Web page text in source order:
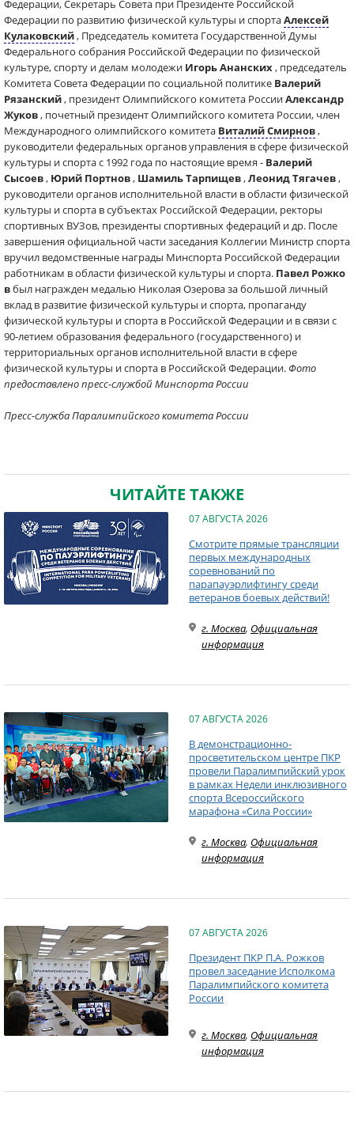
Федерации, Секретарь Совета при Президенте Российской
Федерации по развитию физической культуры и спортаАлексей
Кулаковский , Председатель комитета Государственной Думы
Федерального собрания Российской Федерации по физической
культуре, спорту и делам молодежи Игорь Ананских , председатель
Комитета Совета Федерации по социальной политике Валерий
Рязанский , президент Олимпийского комитета РоссииАлександр
Жуков , почетный президент Олимпийского комитета России, член
Международного олимпийского комитета Виталий Смирнов ,
руководители федеральных органов управления в сфере физической
культуры и спорта с 1992 года по настоящие время - Валерий
Сысоев , Юрий Портнов , Шамиль Тарпищев ,Леонид Тягачев ,
руководители органов исполнительной власти в области физической
культуры и спорта в субъектах Российской Федерации, ректоры
спортивных ВУЗов, президенты спортивных федераций и др. После
завершения официальной части заседания Коллегии Министр спорта
вручил ведомственные награды Минспорта Российской Федерации
работникам в области физической культуры и спорта. Павел Рожко
вбыл награжден медалью Николая Озерова за большой личный
вклад в развитие физической культуры и спорта, пропаганду
физической культуры и спорта в Российской Федерации и в связи с
90-летием образования федерального (государственного) и
территориальных органов исполнительной власти в сфере
физической культуры и спорта в Российской Федерации. Фото
предоставлено пресс-службой Минспорта России
Пресс-служба Паралимпийского комитета России
ЧИТАЙТЕ ТАКЖЕ
07 АВГУСТА 2026
Смотрите прямые трансляции
первых международных
соревнований по
парапауэрлифтингу среди
ветеранов боевых действий!
г. Москва, Официальная
информация
07 АВГУСТА 2026
В демонстрационно-
просветительском центре ПКР
провели Паралимпийский урок
в рамках Недели инклюзивного
спорта Всероссийского
марафона «Сила России»
г. Москва, Официальная
информация
07 АВГУСТА 2026
Президент ПКР П.А. Рожков
провел заседание Исполкома
Паралимпийского комитета
России
г. Москва, Официальная
информация